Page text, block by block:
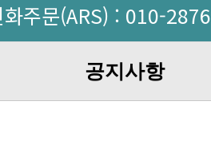
주문(ARS) : 010-
공지사항